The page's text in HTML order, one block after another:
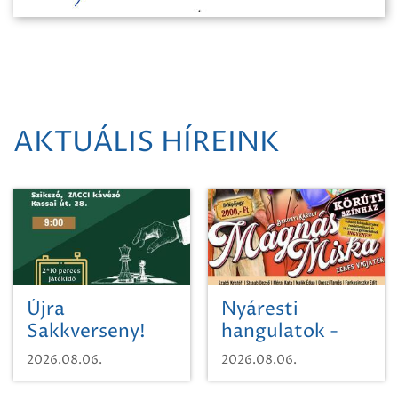
AKTUÁLIS HÍREINK
Újra
Sakkverseny!
2026.08.06.
Nyáresti
hangulatok -
Mágnás Miska
2026.08.06.